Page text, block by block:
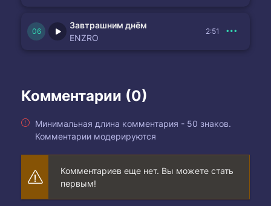
Завтрашним днём
ENZRO
2:51
Комментарии (0)
Минимальная длина комментария - 50 знаков.
Комментарии модерируются
Комментариев еще нет. Вы можете стать
первым!